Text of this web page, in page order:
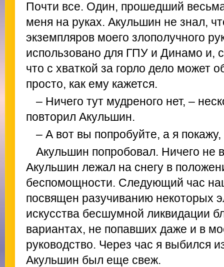
Почти все. Один, прошедший
меня на руках. Акульшин не знал,
экземпляров моего злополучного
использовано для ГПУ и Динамо и,
что с хваткой за горло дело может
просто, как ему кажется.
– Ничего тут мудреного нет, –
повторил Акульшин.
– А вот вы попробуйте, а я покажу,
Акульшин попробовал. Ничего не
Акульшин лежал на снегу в
беспомощности. Следующий час
посвящен разучиванию некоторых
искусства бесшумной ликвидации
вариантах, не попавших даже и в
руководство. Через час я выбился
Акульшин был еще свеж.